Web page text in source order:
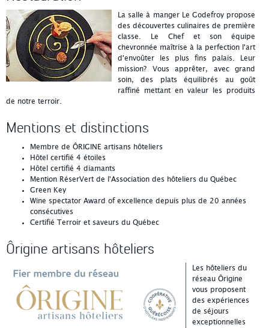
La salle à manger Le Godefroy propose
des découvertes culinaires de première
classe. Le Chef et son équipe
chevronnée maîtrise à la perfection l'art
d'envoûter les plus fins palais. Leur
mission? Vous apprêter, avec grand
soin, des plats équilibrés au goût
raffiné mettant en valeur les produits
de notre terroir.
Mentions et distinctions
Membre de ÔRIGINE artisans hôteliers
Hôtel certifié 4 étoiles
Hôtel certifié 4 diamants
Mention RéserVert de l'Association des hôteliers du Québec
Green Key
Wine spectator Award of excellence depuis plus de 20 années
consécutives
Certifié Terroir et saveurs du Québec
Ôrigine artisans hôteliers
Les hôteliers du
réseau Ôrigine
vous proposent
des expériences
de séjours
exceptionnelles